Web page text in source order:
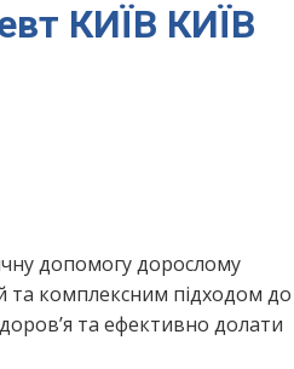
КИЇВ КИЇВ
допомогу дорослому
та комплексним підходом до
та ефективно долати